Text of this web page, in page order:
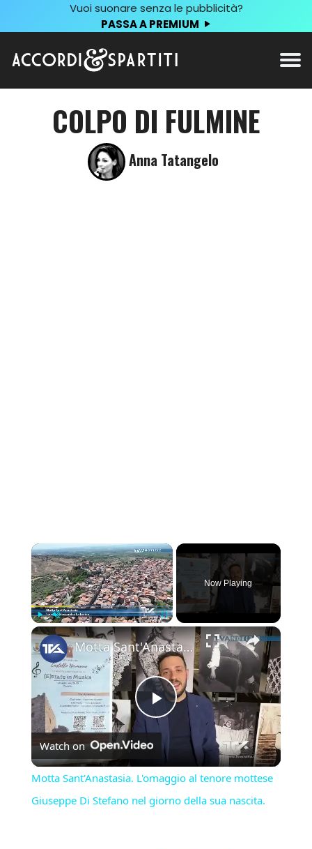
Vuoi suonare senza le pubblicità?
PASSA A PREMIUM
COLPO DI FULMINE
Anna Tatangelo
×
Play Unmute Fullscreen
Now Playing
×
Play
Video
Motta Sant'Anastasia. L'omaggio al tenore mottese Giuseppe Di Stefano nel giorno della sua nascita.
Watch on
Motta Sant'Anastasia. L'omaggio al tenore mottese
Giuseppe Di Stefano nel giorno della sua nascita.